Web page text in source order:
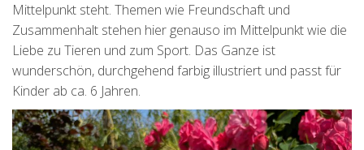
Mittelpunkt steht. Themen wie Freundschaft und
Zusammenhalt stehen hier genauso im Mittelpunkt wie die
Liebe zu Tieren und zum Sport. Das Ganze ist
wunderschön, durchgehend farbig illustriert und passt für
Kinder ab ca. 6 Jahren.